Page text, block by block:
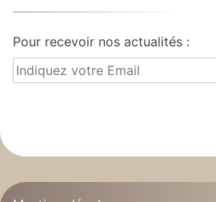
Pour recevoir nos actualités :